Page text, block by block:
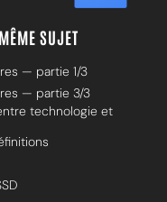
SUJET
— partie 1/3
— partie 3/3
technologie et